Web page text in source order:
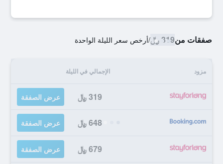
صفقات من319 ﷼ /أرخص سعر الليلة الواحدة
مزود الإجمالي في الليلة
319 ﷼ عرض الصفقة
648 ﷼ عرض الصفقة
679 ﷼ عرض الصفقة